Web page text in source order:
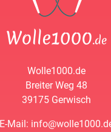
Wolle1000.de
Breiter Weg 48
39175 Gerwisch
E-Mail: